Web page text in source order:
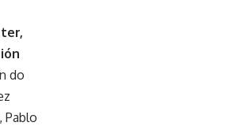
do
Pablo